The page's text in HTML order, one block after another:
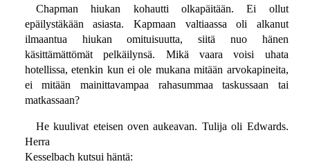
Chapman hiukan kohautti olkapäitään. Ei ollut
epäilystäkään asiasta. Kapmaan valtiaassa oli alkanut
ilmaantua hiukan omituisuutta, siitä nuo hänen
käsittämättömät pelkäilynsä. Mikä vaara voisi uhata
hotellissa, etenkin kun ei ole mukana mitään arvokapineita,
ei mitään mainittavampaa rahasummaa taskussaan tai
matkassaan?
He kuulivat eteisen oven aukeavan. Tulija oli Edwards.
Herra
Kesselbach kutsui häntä: